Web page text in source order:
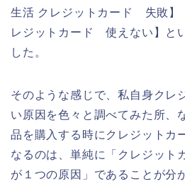
生活 クレジットカード 失敗】
レジットカード 使えない】と
した。
そのような感じで、私自身クレ
い原因を色々と調べてみた所、
品を購入する時にクレジットカ
なるのは、単純に「クレジット
が１つの原因」であることが分